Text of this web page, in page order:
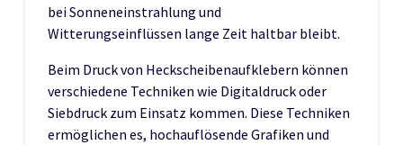
bei Sonneneinstrahlung und
Witterungseinflüssen lange Zeit haltbar bleibt.
Beim Druck von Heckscheibenaufklebern können
verschiedene Techniken wie Digitaldruck oder
Siebdruck zum Einsatz kommen. Diese Techniken
ermöglichen es, hochauflösende Grafiken und